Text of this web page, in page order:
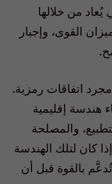
يُعاد من خلالها
القوى، وإجبار
مجرد اتفاقات رمزية.
هندسة إقليمية
والمصلحة
كان لتلك الهندسة
بالقوة قبل أن